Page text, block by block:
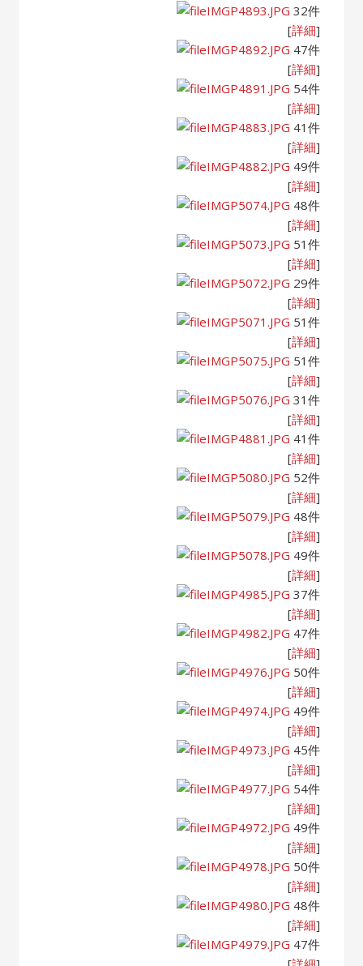
IMGP4893.JPG 32件
[詳細]
IMGP4892.JPG 47件
[詳細]
IMGP4891.JPG 54件
[詳細]
IMGP4883.JPG 41件
[詳細]
IMGP4882.JPG 49件
[詳細]
IMGP5074.JPG 48件
[詳細]
IMGP5073.JPG 51件
[詳細]
IMGP5072.JPG 29件
[詳細]
IMGP5071.JPG 51件
[詳細]
IMGP5075.JPG 51件
[詳細]
IMGP5076.JPG 31件
[詳細]
IMGP4881.JPG 41件
[詳細]
IMGP5080.JPG 52件
[詳細]
IMGP5079.JPG 48件
[詳細]
IMGP5078.JPG 49件
[詳細]
IMGP4985.JPG 37件
[詳細]
IMGP4982.JPG 47件
[詳細]
IMGP4976.JPG 50件
[詳細]
IMGP4974.JPG 49件
[詳細]
IMGP4973.JPG 45件
[詳細]
IMGP4977.JPG 54件
[詳細]
IMGP4972.JPG 49件
[詳細]
IMGP4978.JPG 50件
[詳細]
IMGP4980.JPG 48件
[詳細]
IMGP4979.JPG 47件